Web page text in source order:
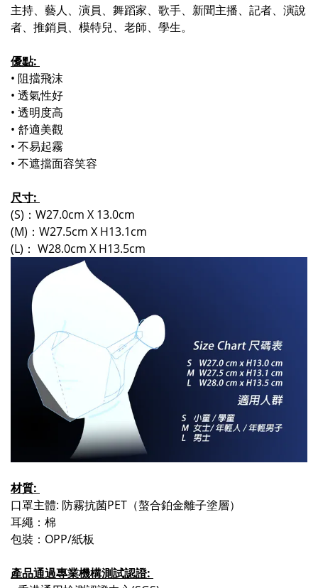
主持、藝人、演員、舞蹈家、歌手、新聞主播、記者、演說
者、推銷員、模特兒、老師、學生。
優點:
• 阻擋飛沫
• 透氣性好
• 透明度高
• 舒適美觀
• 不易起霧
• 不遮擋面容笑容
尺寸:
(S)：W27.0cm X 13.0cm
(M)：W27.5cm X H13.1cm
(L) ： W28.0cm X H13.5cm
材質:
口罩主體: 防霧抗菌PET（螯合鉑金離子塗層）
耳繩：棉
包裝：OPP/紙板
產品通過專業機構測試認證: